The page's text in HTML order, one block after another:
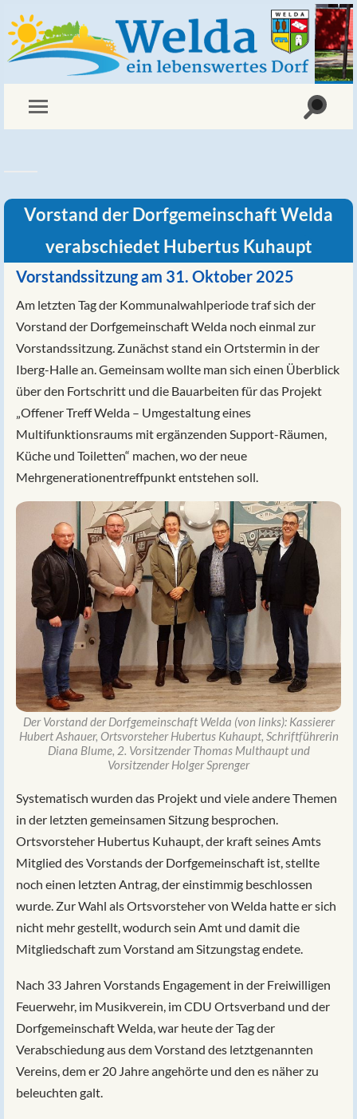
Vorstand der Dorfgemeinschaft Welda
verabschiedet Hubertus Kuhaupt
Vorstandssitzung am 31. Oktober 2025
Am letzten Tag der Kommunalwahlperiode traf sich der
Vorstand der Dorfgemeinschaft Welda noch einmal zur
Vorstandssitzung. Zunächst stand ein Ortstermin in der
Iberg-Halle an. Gemeinsam wollte man sich einen Überblick
über den Fortschritt und die Bauarbeiten für das Projekt
„Offener Treff Welda – Umgestaltung eines
Multifunktionsraums mit ergänzenden Support-Räumen,
Küche und Toiletten“ machen, wo der neue
Mehrgenerationentreffpunkt entstehen soll.
Der Vorstand der Dorfgemeinschaft Welda (von links): Kassierer
Hubert Ashauer, Ortsvorsteher Hubertus Kuhaupt, Schriftführerin
Diana Blume, 2. Vorsitzender Thomas Multhaupt und
Vorsitzender Holger Sprenger
Systematisch wurden das Projekt und viele andere Themen
in der letzten gemeinsamen Sitzung besprochen.
Ortsvorsteher Hubertus Kuhaupt, der kraft seines Amts
Mitglied des Vorstands der Dorfgemeinschaft ist, stellte
noch einen letzten Antrag, der einstimmig beschlossen
wurde. Zur Wahl als Ortsvorsteher von Welda hatte er sich
nicht mehr gestellt, wodurch sein Amt und damit die
Mitgliedschaft zum Vorstand am Sitzungstag endete.
Nach 33 Jahren Vorstands Engagement in der Freiwilligen
Feuerwehr, im Musikverein, im CDU Ortsverband und der
Dorfgemeinschaft Welda, war heute der Tag der
Verabschiedung aus dem Vorstand des letztgenannten
Vereins, dem er 20 Jahre angehörte und den es näher zu
beleuchten galt.